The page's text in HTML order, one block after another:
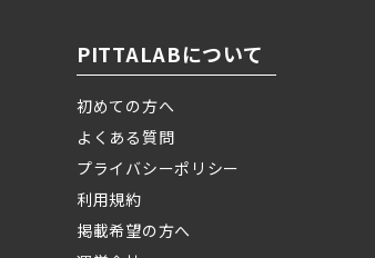
PITTALABについて
初めての方へ
よくある質問
プライバシーポリシー
利用規約
掲載希望の方へ